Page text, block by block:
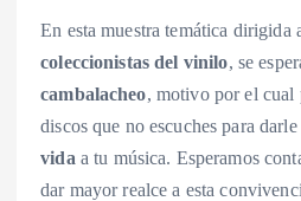
En esta muestra temática dirigida
coleccionistas del vinilo, se
cambalacheo, motivo por el cual
discos que no escuches para
vida a tu música. Esperamos
dar mayor realce a esta